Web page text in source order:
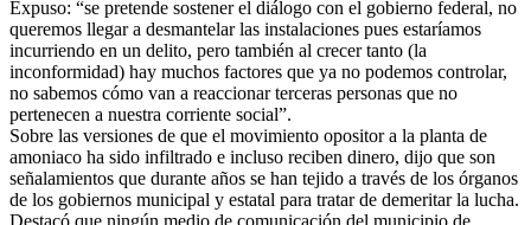
Expuso: “se pretende sostener el diálogo con el gobierno federal, no
queremos llegar a desmantelar las instalaciones pues estaríamos
incurriendo en un delito, pero también al crecer tanto (la
inconformidad) hay muchos factores que ya no podemos controlar,
no sabemos cómo van a reaccionar terceras personas que no
pertenecen a nuestra corriente social”.
Sobre las versiones de que el movimiento opositor a la planta de
amoniaco ha sido infiltrado e incluso reciben dinero, dijo que son
señalamientos que durante años se han tejido a través de los órganos
de los gobiernos municipal y estatal para tratar de demeritar la lucha.